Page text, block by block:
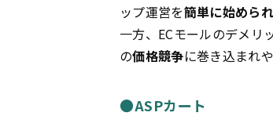
ップ運営を簡単に始めら
一方、ECモールのデメリ
の価格競争に巻き込まれ
●ASPカート